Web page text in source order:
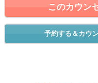
このカウン
予約する＆カウ